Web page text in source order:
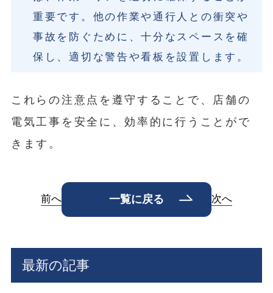
重要です。他の作業や通行人との衝突や
事故を防ぐために、十分なスペースを確
保し、適切な警告や看板を設置します。
これらの注意点を遵守することで、店舗の
電気工事を安全に、効率的に行うことがで
きます。
前へ 一覧に戻る 次へ
最新の記事